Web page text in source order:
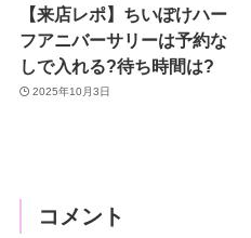
【来店レポ】ちいぽけハー
フアニバーサリーは予約な
しで入れる?待ち時間は?
2025年10月3日
コメント